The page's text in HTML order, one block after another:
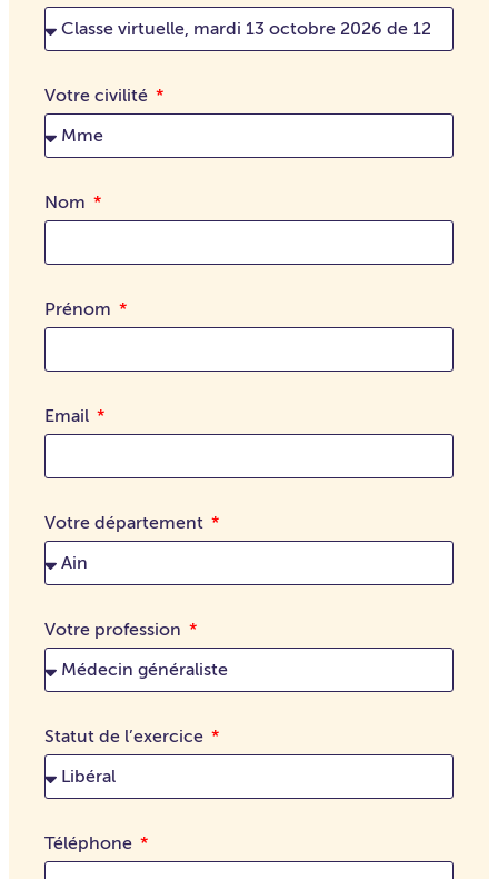
Votre civilité
Nom
Prénom
Email
Votre département
Votre profession
Statut de l’exercice
Téléphone